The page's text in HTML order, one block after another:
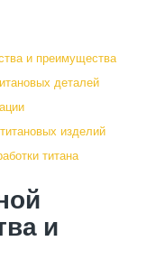
и преимущества
деталей
изделий
титана
и